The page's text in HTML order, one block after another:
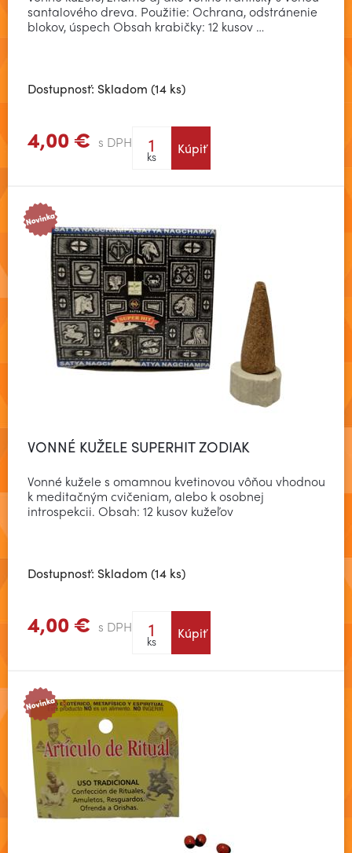
santalového dreva. Použitie: Ochrana, odstránenie
blokov, úspech Obsah krabičky: 12 kusov …
Dostupnosť: Skladom (14 ks)
4,00 € s DPH
ks Kúpiť
Zobraziť viac
VONNÉ KUŽELE SUPERHIT ZODIAK
Vonné kužele s omamnou kvetinovou vôňou vhodnou
k meditačným cvičeniam, alebo k osobnej
introspekcii. Obsah: 12 kusov kužeľov
Dostupnosť: Skladom (14 ks)
4,00 € s DPH
ks Kúpiť
Zobraziť viac